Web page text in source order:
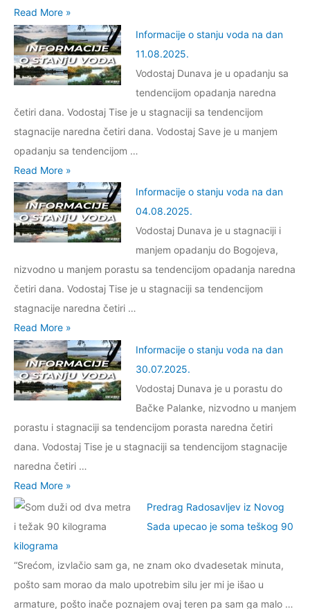
0
2
5
č
a
m
a
a
d
s
o
j
l
u
c
i
S
e
d
e
r
e
v
a
0
7
.
j
u
v
o
d
a
n
3
0
0
2
5
i
j
e
o
s
t
j
u
v
o
d
a
n
2
1
0
2
5
I
n
f
o
r
m
a
c
i
j
e
o
s
a
j
u
v
o
d
a
0
Read More »
Informacije o stanju voda na dan
11.08.2025.
Vodostaj Dunava je u opadanju sa
tendencijom opadanja naredna
četiri dana. Vodostaj Tise je u stagnaciji sa tendencijom
stagnacije naredna četiri dana. Vodostaj Save je u manjem
opadanju sa tendencijom …
I
n
f
o
m
a
c
i
j
e
o
s
a
j
u
Read More »
Informacije o stanju voda na dan
04.08.2025.
Vodostaj Dunava je u stagnaciji i
manjem opadanju do Bogojeva,
nizvodno u manjem porastu sa tendencijom opadanja naredna
četiri dana. Vodostaj Tise je u stagnaciji sa tendencijom
stagnacije naredna četiri …
I
n
f
o
r
m
a
c
i
j
e
o
s
Read More »
Informacije o stanju voda na dan
30.07.2025.
Vodostaj Dunava je u porastu do
Bačke Palanke, nizvodno u manjem
porastu i stagnaciji sa tendencijom porasta naredna četiri
dana. Vodostaj Tise je u stagnaciji sa tendencijom stagnacije
naredna četiri …
I
n
f
o
r
m
a
Read More »
Predrag Radosavljev iz Novog
Sada upecao je soma teškog 90
kilograma
“Srećom, izvlačio sam ga, ne znam oko dvadesetak minuta,
pošto sam morao da malo upotrebim silu јer mi јe išao u
armature, pošto inače poznaјem ovaј teren pa sam ga malo …